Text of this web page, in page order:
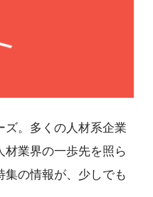
ズ。多くの人材系企業
業界の一歩先を照ら
の情報が、少しでも